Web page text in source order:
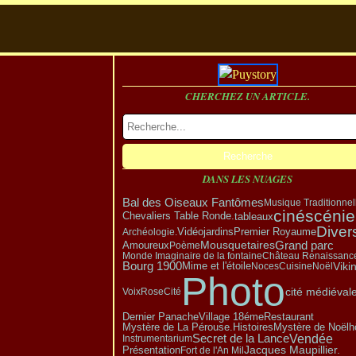
CHERCHEZ UN ARTICLE.
DANS LES NUAGES
Bal des Oiseaux FantômesMusique
Chevaliers Table Ronde.tableauxcinéscénie
Archéologie. Vidéojardins Premier Royaume
AmoureuxPoème MousquetairesGrand parc
Monde Imaginaire de la fontaineChâteau
Bourg 1900Mime et l'étoileNocesCuisine Noël
VoixRoseCité Photocité
Dernier PanacheVillage 18émeRestaurant
Mystère de La Pérouse. HistoiresMystère de Noël
InstrumentariumSecret de la LanceVendée
PrésentationFort de l'An MilJacques Maupillier.